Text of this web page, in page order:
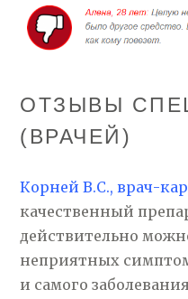
ОТЗЫВЫ
(ВРАЧЕЙ)
Корней В.С., врач-
качественный
действительно
неприятных
и самого